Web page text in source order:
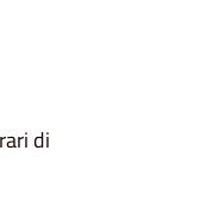
di